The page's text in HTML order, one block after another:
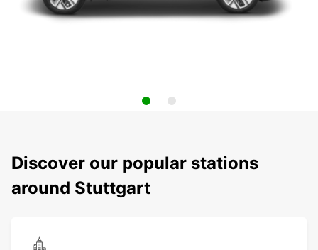
Discover our popular stations
around Stuttgart